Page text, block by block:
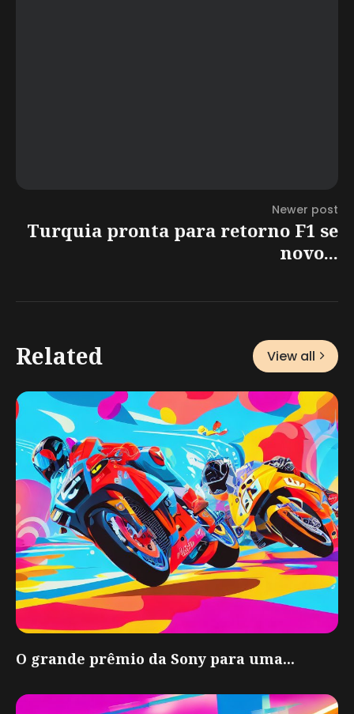
Newer post
Turquia pronta para retorno F1 se
novo...
Related View all
O grande prêmio da Sony para uma...